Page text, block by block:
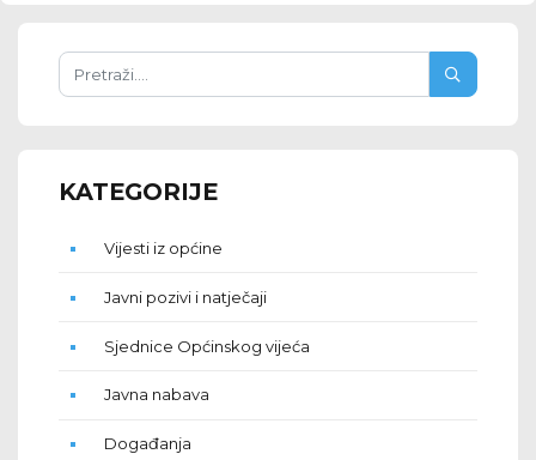
KATEGORIJE
Vijesti iz općine
Javni pozivi i natječaji
Sjednice Općinskog vijeća
Javna nabava
Događanja